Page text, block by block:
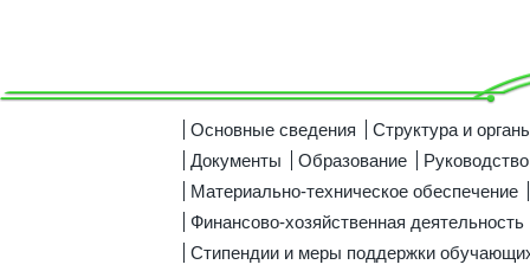
Основные сведения
Структура и
Документы
Образование
Руководство
Материально-техническое обеспечение
Финансово-хозяйственная деятельность
Стипендии и меры поддержки